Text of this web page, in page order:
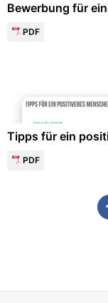
Bewerbung für
PDF
Tipps für ein
PDF